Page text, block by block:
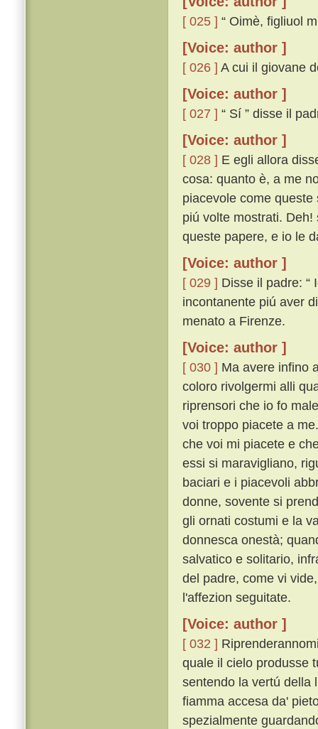
[ 025 ] “ Oimè, figliuol
[Voice: author ]
[ 026 ] A cui il giovane
[Voice: author ]
[ 027 ] “ Sí ” disse il
[Voice: author ]
[ 028 ] E egli allora
cosa: quanto è, a me
piacevole come
piú volte mostrati.
queste papere, e io le
[Voice: author ]
[ 029 ] Disse il padre: “
incontanente piú aver
menato a Firenze.
[Voice: author ]
[ 030 ] Ma avere infino
coloro rivolgermi alli
riprensori che io fo
voi troppo piacete a
che voi mi piacete e
essi si maravigliano,
baciari e i piacevoli
donne, sovente si
gli ornati costumi e la
donnesca onestà;
salvatico e solitario,
del padre, come vi
l'affezion seguitate.
[Voice: author ]
[ 032 ]
quale il cielo produsse
sentendo la vertú della
fiamma accesa da'
spezialmente